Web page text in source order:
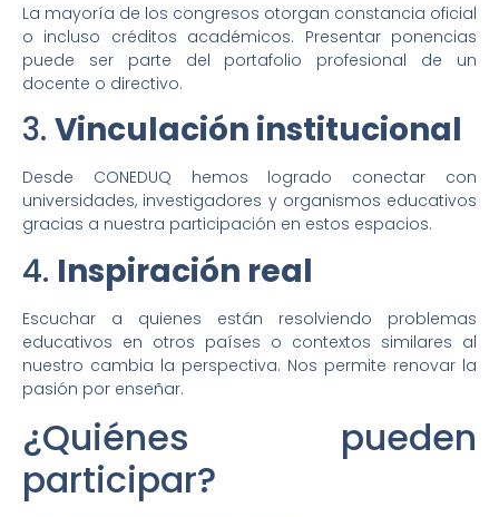
La mayoría de los congresos otorgan constancia oficial
o incluso créditos académicos. Presentar ponencias
puede ser parte del portafolio profesional de un
docente o directivo.
3. Vinculación institucional
Desde CONEDUQ hemos logrado conectar con
universidades, investigadores y organismos educativos
gracias a nuestra participación en estos espacios.
4. Inspiración real
Escuchar a quienes están resolviendo problemas
educativos en otros países o contextos similares al
nuestro cambia la perspectiva. Nos permite renovar la
pasión por enseñar.
¿Quiénes pueden
participar?